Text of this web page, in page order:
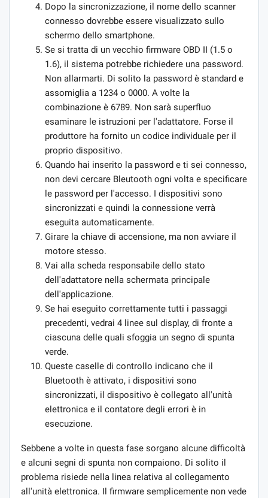
Dopo la sincronizzazione, il nome dello scanner
connesso dovrebbe essere visualizzato sullo
schermo dello smartphone.
Se si tratta di un vecchio firmware OBD II (1.5 o
1.6), il sistema potrebbe richiedere una password.
Non allarmarti. Di solito la password è standard e
assomiglia a 1234 o 0000. A volte la
combinazione è 6789. Non sarà superfluo
esaminare le istruzioni per l'adattatore. Forse il
produttore ha fornito un codice individuale per il
proprio dispositivo.
Quando hai inserito la password e ti sei connesso,
non devi cercare Bleutooth ogni volta e specificare
le password per l'accesso. I dispositivi sono
sincronizzati e quindi la connessione verrà
eseguita automaticamente.
Girare la chiave di accensione, ma non avviare il
motore stesso.
Vai alla scheda responsabile dello stato
dell'adattatore nella schermata principale
dell'applicazione.
Se hai eseguito correttamente tutti i passaggi
precedenti, vedrai 4 linee sul display, di fronte a
ciascuna delle quali sfoggia un segno di spunta
verde.
Queste caselle di controllo indicano che il
Bluetooth è attivato, i dispositivi sono
sincronizzati, il dispositivo è collegato all'unità
elettronica e il contatore degli errori è in
esecuzione.
Sebbene a volte in questa fase sorgano alcune difficoltà
e alcuni segni di spunta non compaiono. Di solito il
problema risiede nella linea relativa al collegamento
all'unità elettronica. Il firmware semplicemente non vede